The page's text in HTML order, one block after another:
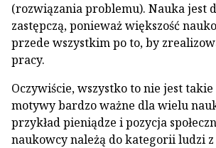
(rozwiązania problemu). Nauka jest
zastępczą, ponieważ większość
przede wszystkim po to, by
pracy.
Oczywiście, wszystko to nie jest
motywy bardzo ważne dla wielu
przykład pieniądze i pozycja
naukowcy należą do kategorii ludzi